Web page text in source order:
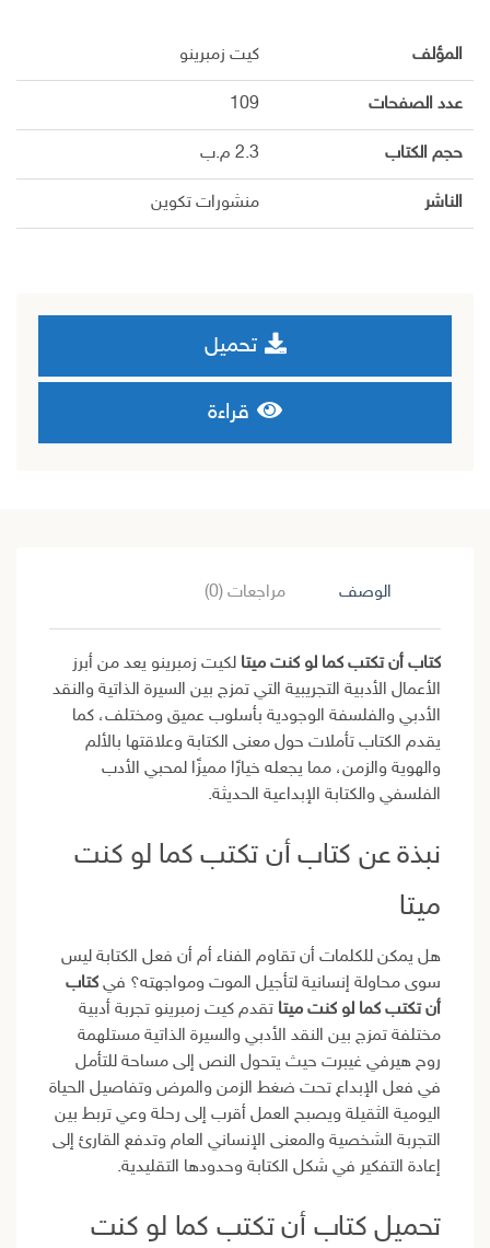
المؤلف كيت زمبرينو
عدد الصفحات 109
حجم الكتاب 2.3 م.ب
الناشر منشورات تكوين
تحميل
قراءة
الوصف مراجعات (0)
كتاب أن تكتب كما لو كنت ميتا لكيت زمبرينو يعد من أبرز
الأعمال الأدبية التجريبية التي تمزج بين السيرة الذاتية والنقد
الأدبي والفلسفة الوجودية بأسلوب عميق ومختلف، كما
يقدم الكتاب تأملات حول معنى الكتابة وعلاقتها بالألم
والهوية والزمن، مما يجعله خيارًا مميزًا لمحبي الأدب
الفلسفي والكتابة الإبداعية الحديثة.
نبذة عن كتاب أن تكتب كما لو كنت
ميتا
هل يمكن للكلمات أن تقاوم الفناء أم أن فعل الكتابة ليس
سوى محاولة إنسانية لتأجيل الموت ومواجهته؟ في كتاب
أن تكتب كما لو كنت ميتا تقدم كيت زمبرينو تجربة أدبية
مختلفة تمزج بين النقد الأدبي والسيرة الذاتية مستلهمة
روح هيرفي غيبرت حيث يتحول النص إلى مساحة للتأمل
في فعل الإبداع تحت ضغط الزمن والمرض وتفاصيل الحياة
اليومية الثقيلة ويصبح العمل أقرب إلى رحلة وعي تربط بين
التجربة الشخصية والمعنى الإنساني العام وتدفع القارئ إلى
إعادة التفكير في شكل الكتابة وحدودها التقليدية.
تحميل كتاب أن تكتب كما لو كنت